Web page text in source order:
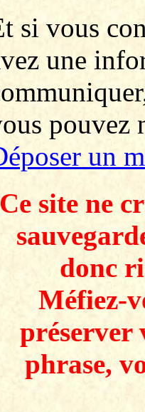
si vous
une
pouvez
un
Ce site ne
donc
Méfiez-
préserver
phrase,